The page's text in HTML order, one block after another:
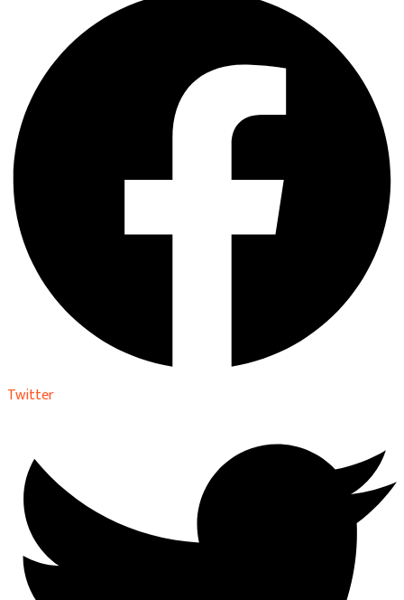
Twitter